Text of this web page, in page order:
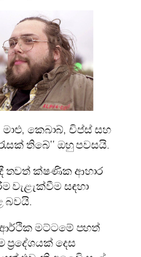
කෙබාබ්, චිප්ස් සහ
තිබේ‘‘ ඔහු පවසයි.
තවත් ක්ෂණික ආහාර
වැළැක්වීම සඳහා
බවයි.
මට්ටමේ පහත්
දෙස